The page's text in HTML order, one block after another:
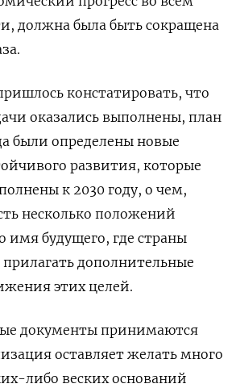
должна была быть сокращена
констатировать, что
оказались выполнены, план
были определены новые
развития, которые
к 2030 году, о чем,
несколько положений
имя будущего, где страны
прилагать дополнительные
этих целей.
документы принимаются
оставляет желать много
либо веских оснований